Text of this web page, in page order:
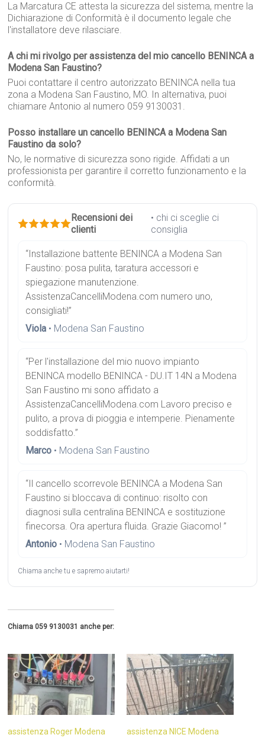
La Marcatura CE attesta la sicurezza del sistema, mentre la
Dichiarazione di Conformità è il documento legale che
l'installatore deve rilasciare.
A chi mi rivolgo per assistenza del mio cancello BENINCA a
Modena San Faustino?
Puoi contattare il centro autorizzato BENINCA nella tua
zona a Modena San Faustino, MO. In alternativa, puoi
chiamare Antonio al numero 059 9130031.
Posso installare un cancello BENINCA a Modena San
Faustino da solo?
No, le normative di sicurezza sono rigide. Affidati a un
professionista per garantire il corretto funzionamento e la
conformità.
Recensioni dei
clienti
• chi ci sceglie ci
consiglia
“Installazione battente BENINCA a Modena San
Faustino: posa pulita, taratura accessori e
spiegazione manutenzione.
AssistenzaCancelliModena.com numero uno,
consigliati!”
Viola • Modena San Faustino
“Per l'installazione del mio nuovo impianto
BENINCA modello BENINCA - DU.IT 14N a Modena
San Faustino mi sono affidato a
AssistenzaCancelliModena.com Lavoro preciso e
pulito, a prova di pioggia e intemperie. Pienamente
soddisfatto.”
Marco • Modena San Faustino
“Il cancello scorrevole BENINCA a Modena San
Faustino si bloccava di continuo: risolto con
diagnosi sulla centralina BENINCA e sostituzione
finecorsa. Ora apertura fluida. Grazie Giacomo! ”
Antonio • Modena San Faustino
Chiama anche tu e sapremo aiutarti!
Chiama 059 9130031 anche per:
assistenza Roger Modena
assistenza NICE Modena